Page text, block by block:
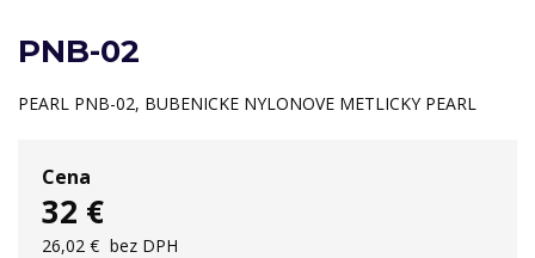
PNB-02
PEARL PNB-02, BUBENICKE NYLONOVE METLICKY PEARL
Cena
32 €
26,02 € bez DPH